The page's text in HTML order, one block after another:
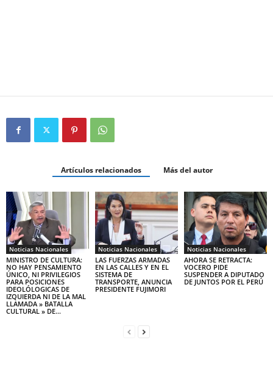
Artículos relacionados Más del autor
Noticias Nacionales
MINISTRO DE CULTURA:
NO HAY PENSAMIENTO
ÚNICO, NI PRIVILEGIOS
PARA POSICIONES
IDEOLÓLOGICAS DE
IZQUIERDA NI DE LA MAL
LLAMADA » BATALLA
CULTURAL » DE...
Noticias Nacionales
LAS FUERZAS ARMADAS
EN LAS CALLES Y EN EL
SISTEMA DE
TRANSPORTE, ANUNCIA
PRESIDENTE FUJIMORI
Noticias Nacionales
AHORA SE RETRACTA:
VOCERO PIDE
SUSPENDER A DIPUTADO
DE JUNTOS POR EL PERÚ